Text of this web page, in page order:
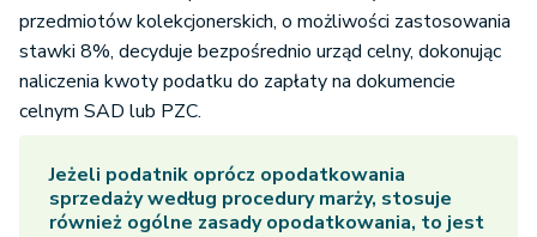
przedmiotów kolekcjonerskich, o możliwości zastosowania
stawki 8%, decyduje bezpośrednio urząd celny, dokonując
naliczenia kwoty podatku do zapłaty na dokumencie
celnym SAD lub PZC.
Jeżeli podatnik oprócz opodatkowania
sprzedaży według procedury marży, stosuje
również ogólne zasady opodatkowania, to jest